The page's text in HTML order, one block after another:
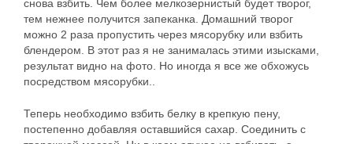
снова взбить. Чем более мелкозернистый будет творог,
тем нежнее получится запеканка. Домашний творог
можно 2 раза пропустить через мясорубку или взбить
блендером. В этот раз я не занималась этими изысками,
результат видно на фото. Но иногда я все же обхожусь
посредством мясорубки..
Теперь необходимо взбить белку в крепкую пену,
постепенно добавляя оставшийся сахар. Соединить с